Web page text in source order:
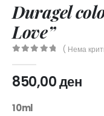
Duragel
Love”
( Нема
850,00ден
10ml